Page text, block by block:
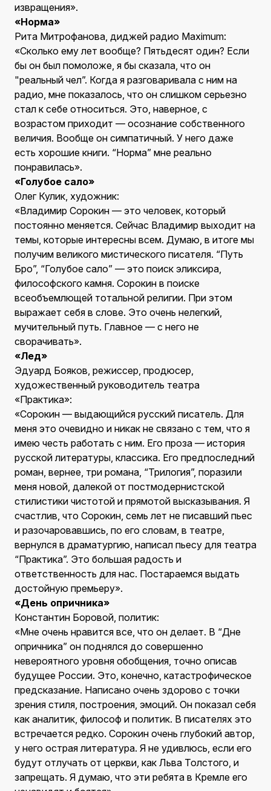
извращения».
«Норма»
Рита Митрофанова, диджей радио Maximum:
«Сколько ему лет вообще? Пятьдесят один? Если
бы он был помоложе, я бы сказала, что он
"реальный чел”. Когда я разговаривала с ним на
радио, мне показалось, что он слишком серьезно
стал к себе относиться. Это, наверное, с
возрастом приходит — осознание собственного
величия. Вообще он симпатичный. У него даже
есть хорошие книги. “Норма” мне реально
понравилась».
«Голубое сало»
Олег Кулик, художник:
«Владимир Сорокин — это человек, который
постоянно меняется. Сейчас Владимир выходит на
темы, которые интересны всем. Думаю, в итоге мы
получим великого мистического писателя. “Путь
Бро”, “Голубое сало” — это поиск эликсира,
философского камня. Сорокин в поиске
всеобъемлющей тотальной религии. При этом
выражает себя в слове. Это очень нелегкий,
мучительный путь. Главное — с него не
сворачивать».
«Лед»
Эдуард Бояков, режиссер, продюсер,
художественный руководитель театра
«Практика»:
«Сорокин — выдающийся русский писатель. Для
меня это очевидно и никак не связано с тем, что я
имею честь работать с ним. Его проза — история
русской литературы, классика. Его предпоследний
роман, вернее, три романа, “Трилогия”, поразили
меня новой, далекой от постмодернистской
стилистики чистотой и прямотой высказывания. Я
счастлив, что Сорокин, семь лет не писавший пьес
и разочаровавшись, по его словам, в театре,
вернулся в драматургию, написал пьесу для театра
“Практика”. Это большая радость и
ответственность для нас. Постараемся выдать
достойную премьеру».
«День опричника»
Константин Боровой, политик:
«Мне очень нравится все, что он делает. В “Дне
опричника” он поднялся до совершенно
невероятного уровня обобщения, точно описав
будущее России. Это, конечно, катастрофическое
предсказание. Написано очень здорово с точки
зрения стиля, построения, эмоций. Он показал себя
как аналитик, философ и политик. В писателях это
встречается редко. Сорокин очень глубокий автор,
у него острая литература. Я не удивлюсь, если его
будут отлучать от церкви, как Льва Толстого, и
запрещать. Я думаю, что эти ребята в Кремле его